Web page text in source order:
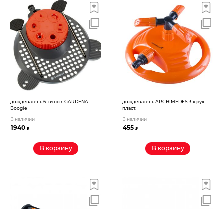
Электрохозтовары
дождеватель 6-ти поз. GARDENA
Boogie
В наличии
1940₽
В корзину
дождеватель ARCHIMEDES 3-х рук.
пласт.
В наличии
455₽
В корзину